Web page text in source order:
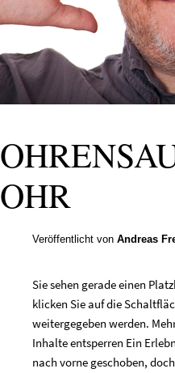
OHR
Veröffentlicht von Andreas
Sie sehen gerade einen
klicken Sie auf die
weitergegeben werden.
Inhalte entsperren Ein
nach vorne geschoben,